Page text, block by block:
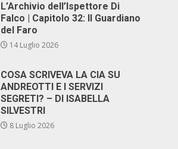
L’Archivio dell’Ispettore Di
Falco | Capitolo 32: Il Guardiano
del Faro
14 Luglio 2026
COSA SCRIVEVA LA CIA SU
ANDREOTTI E I SERVIZI
SEGRETI? – DI ISABELLA
SILVESTRI
8 Luglio 2026